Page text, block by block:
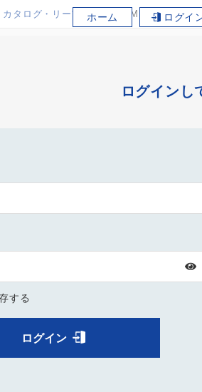
ログイ
ホーム
カタログ・リーフレット MINIcell 35SE
ログインし
する
ログイン